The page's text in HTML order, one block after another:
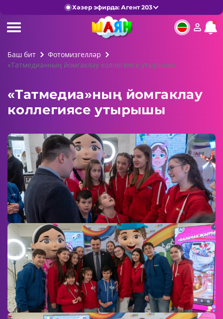
Хәзер эфирда: Агент 203
Баш бит
Фотомизгелләр
«Татмедиа»ның йомгаклау коллегиясе утырышы
«Татмедиа»ның йомгаклау
коллегиясе утырышы